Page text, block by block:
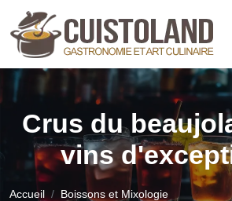
Crus du
vins
Accueil
Boissons et Mixologie